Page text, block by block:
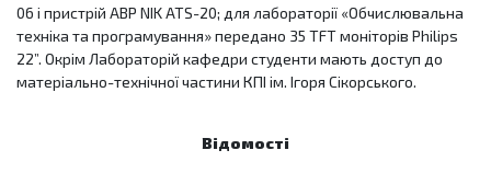
06 і пристрій АВР NIK ATS-20; для лабораторії «Обчислювальна
техніка та програмування» передано 35 TFT моніторів Philips
22”. Окрім Лабораторій кафедри студенти мають доступ до
матеріально-технічної частини КПІ ім. Ігоря Сікорського.
Відомості